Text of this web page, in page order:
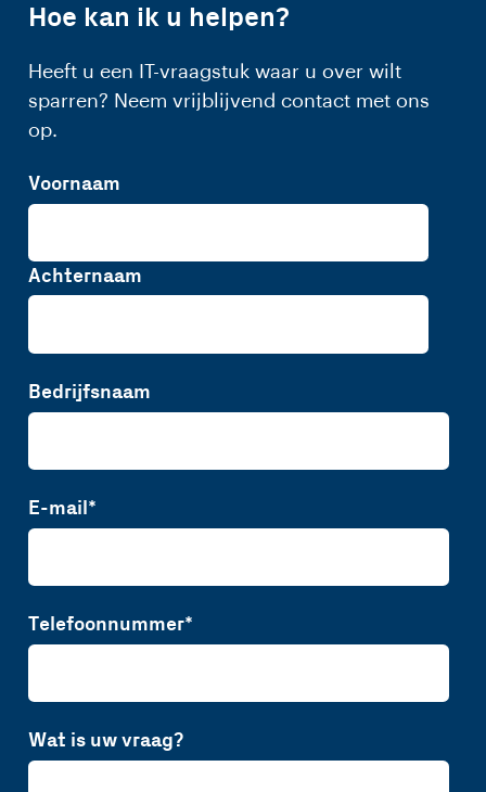
Hoe kan ik u helpen?
Heeft u een IT-vraagstuk waar u over wilt
sparren? Neem vrijblijvend contact met ons
op.
Voornaam
Achternaam
Bedrijfsnaam
E-mail *
Telefoonnummer*
Wat is uw vraag?